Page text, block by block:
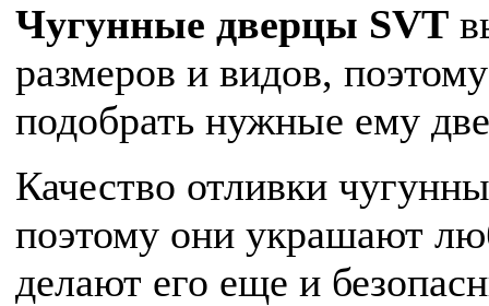
Чугунные дверцы SVT
размеров и видов,
подобрать нужные ему
Качество отливки
поэтому они украшают
делают его еще и